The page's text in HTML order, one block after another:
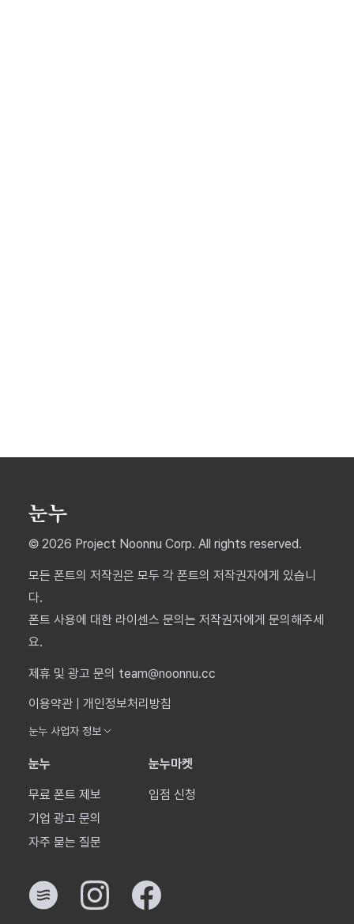
© 2026 Project Noonnu Corp. All rights reserved.
모든 폰트의 저작권은 모두 각 폰트의 저작권자에게 있습니
다.
폰트 사용에 대한 라이센스 문의는 저작권자에게 문의해주세
요.
제휴 및 광고 문의 team@noonnu.cc
이용약관
개인정보처리방침
눈누 사업자 정보
눈누
무료 폰트 제보
기업 광고 문의
자주 묻는 질문
눈누마켓
입점 신청